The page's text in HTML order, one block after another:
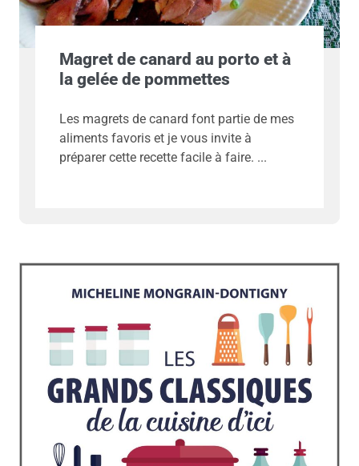
Magret de canard au porto et à
la gelée de pommettes
Les magrets de canard font partie de mes
aliments favoris et je vous invite à
préparer cette recette facile à faire.